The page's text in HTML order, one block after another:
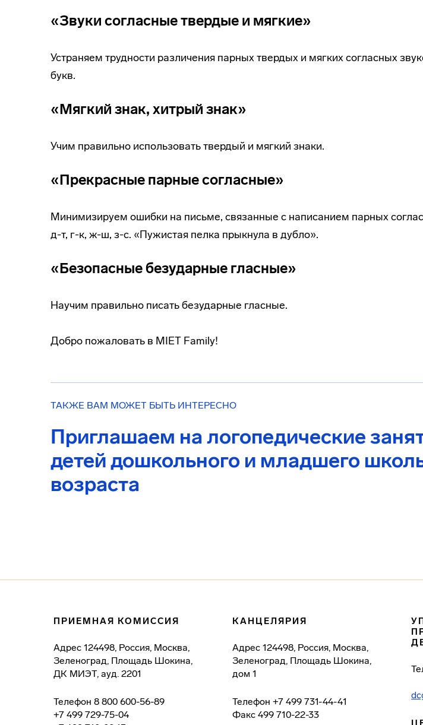
«Звуки согласные твердые и мягкие»
Устраняем трудности различения парных твердых и мягких согласных
букв.
«Мягкий знак, хитрый знак»
Учим правильно использовать твердый и мягкий знаки.
«Прекрасные парные согласные»
Минимизируем ошибки на письме, связанные с написанием парных
д-т, г-к, ж-ш, з-с. «Пужистая пелка прыкнула в дубло».
«Безопасные безударные гласные»
Научим правильно писать безударные гласные.
Добро пожаловать в MIET Family!
ТАКЖЕ ВАМ МОЖЕТ БЫТЬ ИНТЕРЕСНО
Приглашаем на логопедические
детей дошкольного и младшего
возраста
ПРИЕМНАЯ КОМИССИЯ
Адрес 124498, Россия, Москва,
Зеленоград, Площадь Шокина,
ДК МИЭТ, ауд. 2201
Телефон 8 800 600-56-89
+7 499 729-75-04
КАНЦЕЛЯРИЯ
Адрес 124498, Россия, Москва,
Зеленоград, Площадь Шокина,
дом 1
Телефон +7 499 731-44-41
Факс 499 710-22-33